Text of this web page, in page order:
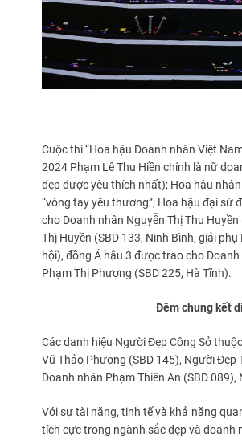
Cuộc thi “Hoa hậu Doanh nhân Việt
2024 Phạm Lê Thu Hiền chính là nữ
đẹp được yêu thích nhất); Hoa hậu
“vòng tay yêu thương”; Hoa hậu đại sứ
cho Doanh nhân Nguyễn Thị Thu
Thị Huyền (SBD 133, Ninh Bình, giải
hội), đồng Á hậu 3 được trao cho Doanh
Phạm Thị Phương (SBD 225, Hà Tĩnh).
Đêm chung kết
Các danh hiệu Người Đẹp Công Sở
Vũ Thảo Phương (SBD 145), Người Đẹp
Doanh nhân Phạm Thiên An (SBD
Với sự tài năng, tinh tế và khả năng
tích cực trong ngành sắc đẹp và doanh